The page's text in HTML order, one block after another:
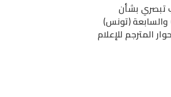
تبصري بشأن
والسابعة (تونس)
المترجم للإعلام